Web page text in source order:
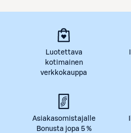
Luotettava
kotimainen
verkkokauppa
Asiakasomistajalle
Bonusta jopa 5 %